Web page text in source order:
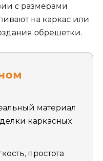
с размерами
на каркас или
обрешетки.
материал
каркасных
простота